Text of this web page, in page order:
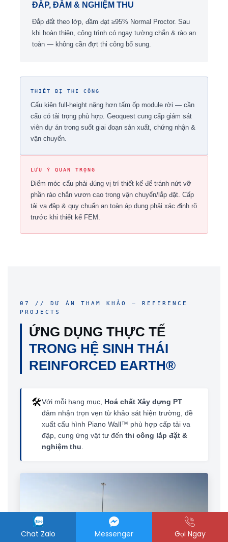
ĐẮP, ĐẦM & NGHIỆM THU
Đắp đất theo lớp, đầm đạt ≥95% Normal Proctor. Sau
khi hoàn thiện, công trình có ngay tường chắn & rào an
toàn — không cần đợt thi công bổ sung.
THIẾT BỊ THI CÔNG
Cấu kiện full-height nặng hơn tấm ốp module rời — cần
cẩu có tải trọng phù hợp. Geoquest cung cấp giám sát
viên dự án trong suốt giai đoạn sản xuất, chứng nhận &
vận chuyển.
LƯU Ý QUAN TRỌNG
Điểm móc cẩu phải đúng vị trí thiết kế để tránh nứt vỡ
phần rào chắn vươn cao trong vận chuyển/lắp đặt. Cấp
tải va đập & quy chuẩn an toàn áp dụng phải xác định rõ
trước khi thiết kế FEM.
07 // DỰ ÁN THAM KHẢO — REFERENCE
PROJECTS
ỨNG DỤNG THỰC TẾ
TRONG HỆ SINH THÁI
REINFORCED EARTH®
🛠️Với mỗi hạng mục, Hoá chất Xây dựng PT
đảm nhận trọn vẹn từ khảo sát hiện trường, đề
xuất cấu hình Piano Wall™ phù hợp cấp tải va
đập, cung ứng vật tư đến thi công lắp đặt &
nghiệm thu.
Chat Zalo Messenger Gọi Ngay